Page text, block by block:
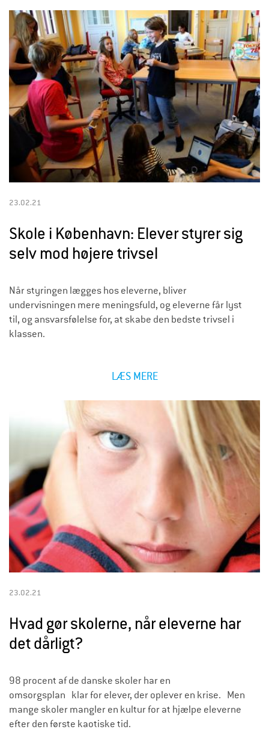
23.02.21
Skole i København: Elever styrer sig
selv mod højere trivsel
Når styringen lægges hos eleverne, bliver
undervisningen mere meningsfuld, og eleverne får lyst
til, og ansvarsfølelse for, at skabe den bedste trivsel i
klassen.​
LÆS MERE
23.02.21
Hvad gør skolerne, når eleverne har
det dårligt?
98 procent af de danske skoler har en
omsorgsplan klar for elever, der oplever en krise. Men
mange skoler mangler en kultur for at hjælpe eleverne
efter den første kaotiske tid.